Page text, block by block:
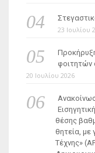
23 Ιουλίου
φοιτητών
20 Ιουλίου 2026
θέσης
θητεία, με
Τέχνης»